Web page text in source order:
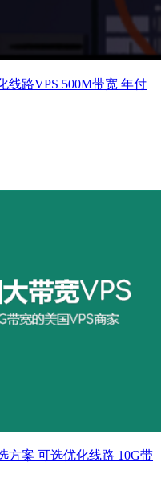
线路VPS 500M带宽 年付
方案 可选优化线路 10G带